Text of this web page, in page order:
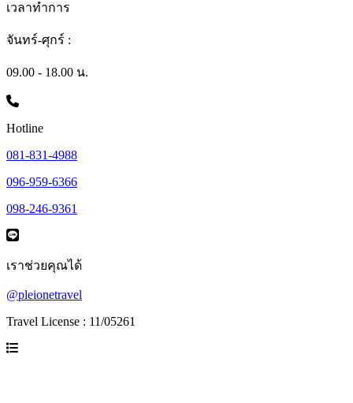
เวลาทำการ
จันทร์-ศุกร์ :
09.00 - 18.00 น.
Hotline
081-831-4988
096-959-6366
098-246-9361
เราช่วยคุณได้
@pleionetravel
Travel License : 11/05261